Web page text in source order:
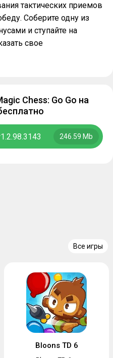
тактических приемов
Соберите одну из
и ступайте на
свое
Chess: Go Go на
246.59 Mb
Все игры
Bloons TD 6